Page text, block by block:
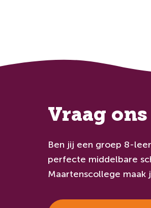
Vraag ons
Ben jij een groep 8-
perfecte middelbare
Maartenscollege maak